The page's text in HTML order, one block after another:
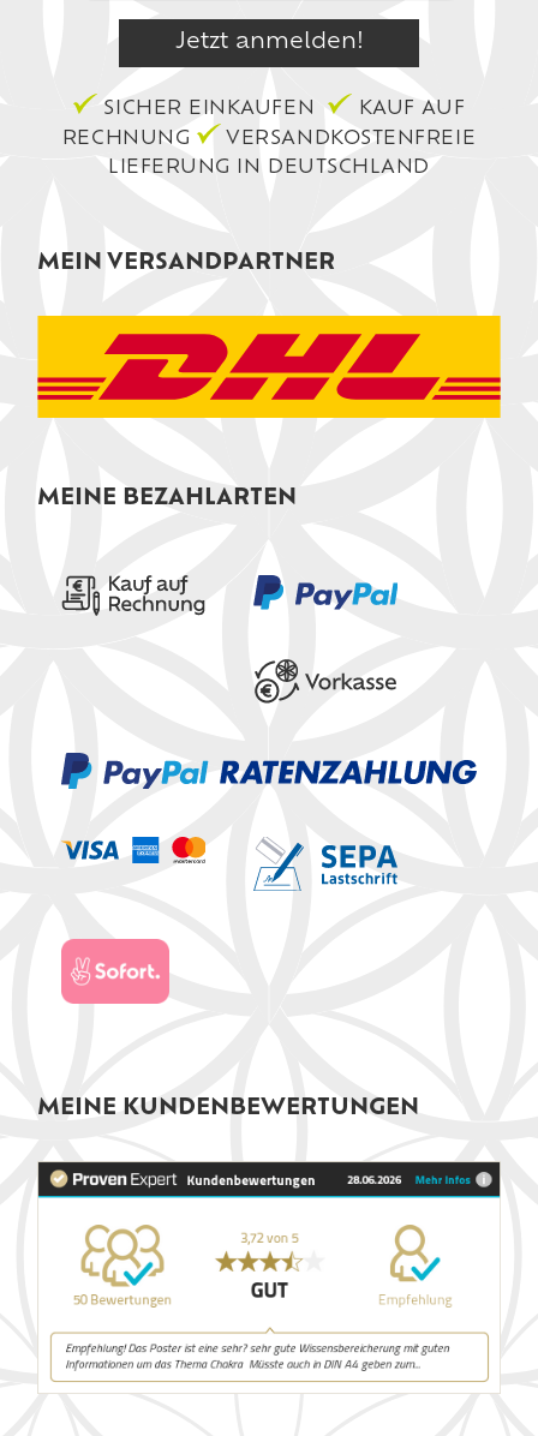
SICHER EINKAUFEN
KAUF AUF
RECHNUNG
VERSANDKOSTENFREIE
LIEFERUNG IN DEUTSCHLAND
MEIN VERSANDPARTNER
MEINE BEZAHLARTEN
MEINE KUNDENBEWERTUNGEN